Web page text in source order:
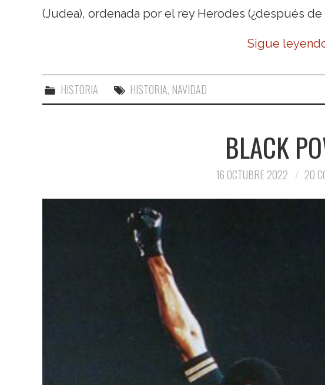
(Judea), ordenada por el rey Herodes (¿después
Sigue
HISTORIA HISTORIA, NAVIDAD
BLACK
16 OCTUBRE 2022 20